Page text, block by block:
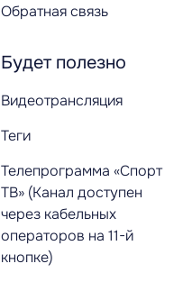
Обратная связь
Будет полезно
Видеотрансляция
Теги
Телепрограмма «Спорт
ТВ» (Канал доступен
через кабельных
операторов на 11-й
кнопке)